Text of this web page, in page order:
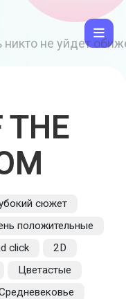
никто не уйдет
THE
сюжет
положительные
click
2D
Цветастые